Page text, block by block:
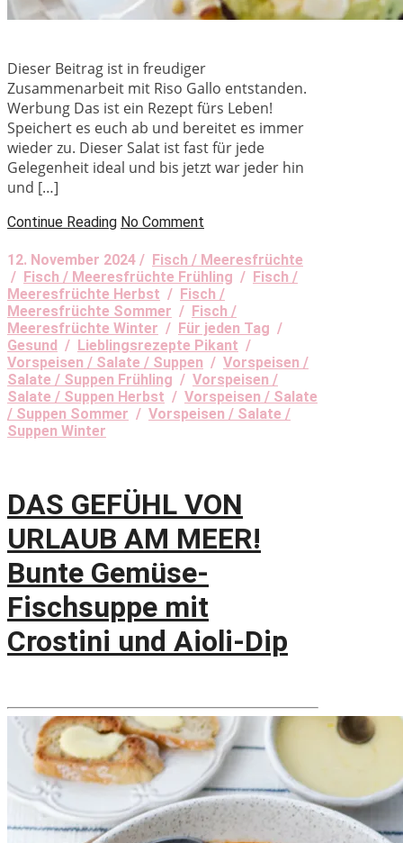
Dieser Beitrag ist in freudiger
Zusammenarbeit mit Riso Gallo entstanden.
Werbung Das ist ein Rezept fürs Leben!
Speichert es euch ab und bereitet es immer
wieder zu. Dieser Salat ist fast für jede
Gelegenheit ideal und bis jetzt war jeder hin
und […]
Continue Reading No Comment
12. November 2024 / Fisch / Meeresfrüchte
/ Fisch / Meeresfrüchte Frühling / Fisch /
Meeresfrüchte Herbst / Fisch /
Meeresfrüchte Sommer / Fisch /
Meeresfrüchte Winter / Für jeden Tag /
Gesund / Lieblingsrezepte Pikant /
Vorspeisen / Salate / Suppen / Vorspeisen /
Salate / Suppen Frühling / Vorspeisen /
Salate / Suppen Herbst / Vorspeisen / Salate
/ Suppen Sommer / Vorspeisen / Salate /
Suppen Winter
DAS GEFÜHL VON
URLAUB AM MEER!
Bunte Gemüse-
Fischsuppe mit
Crostini und Aioli-Dip